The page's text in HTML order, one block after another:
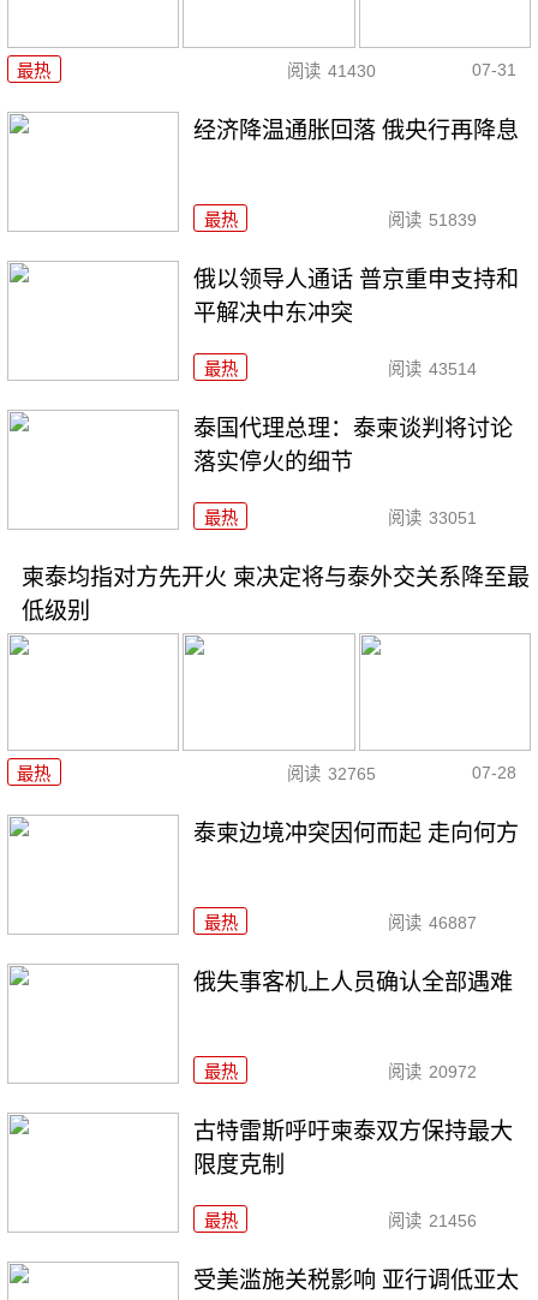
最热 阅读 41430 07-31
经济降温通胀回落 俄央行再降息
最热 阅读 51839
俄以领导人通话 普京重申支持和
平解决中东冲突
最热 阅读 43514
泰国代理总理：泰柬谈判将讨论
落实停火的细节
最热 阅读 33051
柬泰均指对方先开火 柬决定将与泰外交关系降至最
低级别
最热 阅读 32765 07-28
泰柬边境冲突因何而起 走向何方
最热 阅读 46887
俄失事客机上人员确认全部遇难
最热 阅读 20972
古特雷斯呼吁柬泰双方保持最大
限度克制
最热 阅读 21456
受美滥施关税影响 亚行调低亚太